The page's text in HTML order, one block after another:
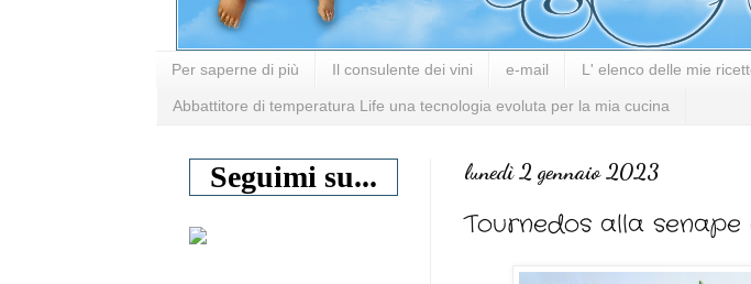
Per saperne di più Il consulente dei vini e-mail L' elenco delle mie
Abbattitore di temperatura Life una tecnologia evoluta per la mia cucina
lunedì 2 gennaio 2023
Tournedos alla
Seguimi su...